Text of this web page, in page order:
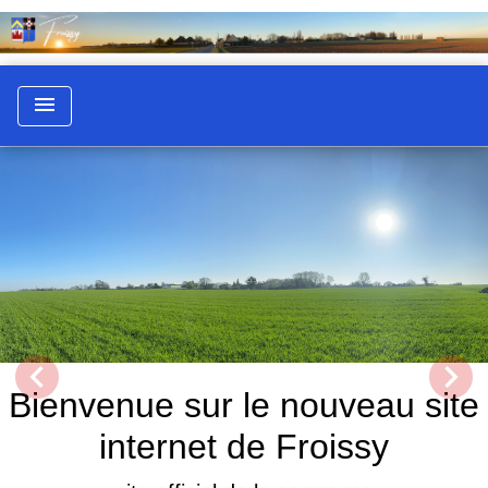
menu
Bienvenue sur le nouveau site
internet de Froissy
chevron_leftPrevious chevron_right
Next